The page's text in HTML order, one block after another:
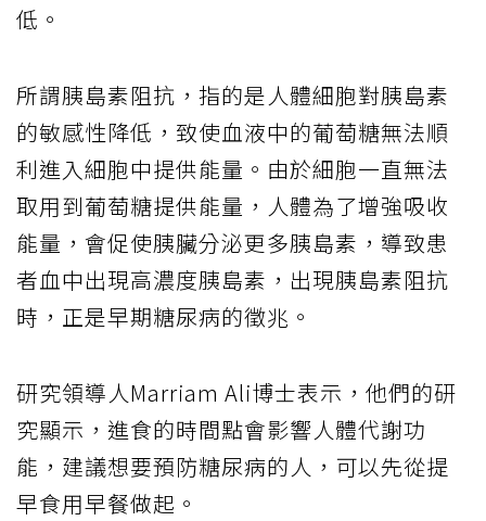
低。
所謂胰島素阻抗，指的是人體細胞對胰島素
的敏感性降低，致使血液中的葡萄糖無法順
利進入細胞中提供能量。由於細胞一直無法
取用到葡萄糖提供能量，人體為了增強吸收
能量，會促使胰臟分泌更多胰島素，導致患
者血中出現高濃度胰島素，出現胰島素阻抗
時，正是早期糖尿病的徵兆。
研究領導人Marriam Ali博士表示，他們的研
究顯示，進食的時間點會影響人體代謝功
能，建議想要預防糖尿病的人，可以先從提
早食用早餐做起。